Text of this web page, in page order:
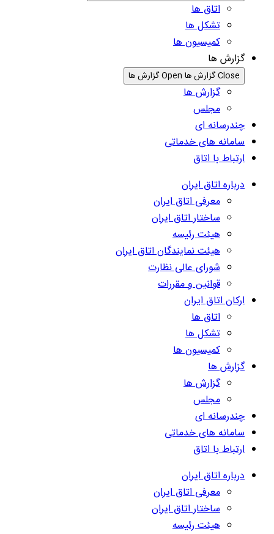
اتاق ها
تشکل ها
کمیسیون ها
گزارش ها
Close گزارش ها Open گزارش ها
گزارش ها
مجلس
چندرسانه ای
سامانه های خدماتی
ارتباط با اتاق
درباره اتاق ایران
معرفی اتاق ایران
ساختار اتاق ایران
هیئت رئیسه
هیئت نمایندگان اتاق ایران
شورای عالی نظارت
قوانین و مقررات
ارکان اتاق ایران
اتاق ها
تشکل ها
کمیسیون ها
گزارش ها
گزارش ها
مجلس
چندرسانه ای
سامانه های خدماتی
ارتباط با اتاق
درباره اتاق ایران
معرفی اتاق ایران
ساختار اتاق ایران
هیئت رئیسه